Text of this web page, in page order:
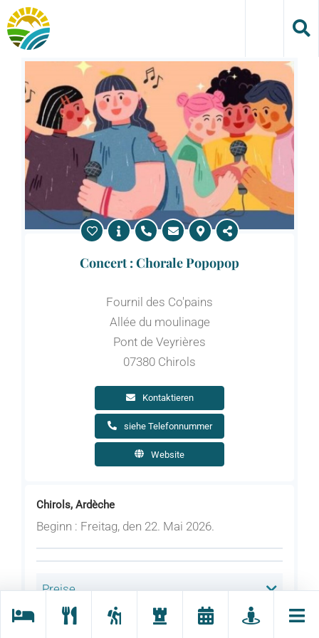
Skip
to
content
Concert : Chorale Popopop
Fournil des Co'pains
Allée du moulinage
Pont de Veyrières
07380 Chirols
Kontaktieren
siehe Telefonnummer
Website
Chirols, Ardèche
Beginn : Freitag, den 22. Mai 2026.
Preise
Tiere willkommen heißen